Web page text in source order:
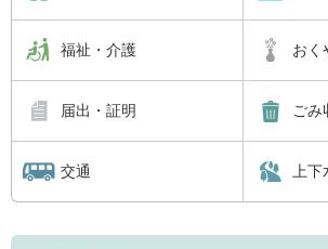
福祉・介護 おく
届出・証明 ごみ
交通 上